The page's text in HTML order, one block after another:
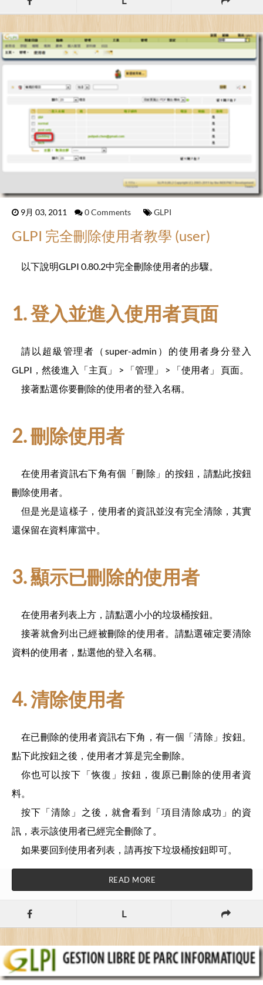
9月 03, 2011 0 Comments GLPI
GLPI 完全刪除使用者教學 (user)
以下說明GLPI 0.80.2中完全刪除使用者的步驟。
1. 登入並進入使用者頁面
請以超級管理者（super-admin）的使用者身分登入
GLPI，然後進入「主頁」 > 「管理」 > 「使用者」 頁面。
接著點選你要刪除的使用者的登入名稱。
2. 刪除使用者
在使用者資訊右下角有個「刪除」的按鈕，請點此按鈕
刪除使用者。
但是光是這樣子，使用者的資訊並沒有完全清除，其實
還保留在資料庫當中。
3. 顯示已刪除的使用者
在使用者列表上方，請點選小小的垃圾桶按鈕。
接著就會列出已經被刪除的使用者。請點選確定要清除
資料的使用者，點選他的登入名稱。
4. 清除使用者
在已刪除的使用者資訊右下角，有一個「清除」按鈕。
點下此按鈕之後，使用者才算是完全刪除。
你也可以按下「恢復」按鈕，復原已刪除的使用者資
料。
按下「清除」之後，就會看到「項目清除成功」的資
訊，表示該使用者已經完全刪除了。
如果要回到使用者列表，請再按下垃圾桶按鈕即可。
READ MORE
L